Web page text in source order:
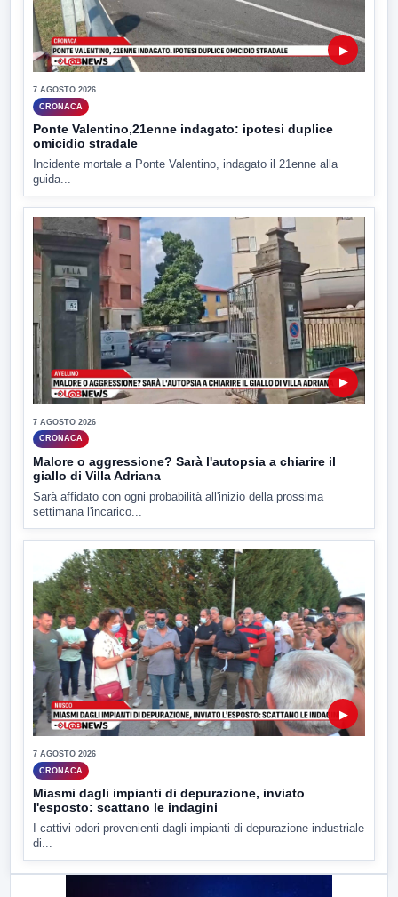
▶
7 AGOSTO 2026
CRONACA
Ponte Valentino,21enne indagato: ipotesi duplice
omicidio stradale
Incidente mortale a Ponte Valentino, indagato il 21enne alla
guida...
▶
7 AGOSTO 2026
CRONACA
Malore o aggressione? Sarà l'autopsia a chiarire il
giallo di Villa Adriana
Sarà affidato con ogni probabilità all'inizio della prossima
settimana l'incarico...
▶
7 AGOSTO 2026
CRONACA
Miasmi dagli impianti di depurazione, inviato
l'esposto: scattano le indagini
I cattivi odori provenienti dagli impianti di depurazione industriale
di...